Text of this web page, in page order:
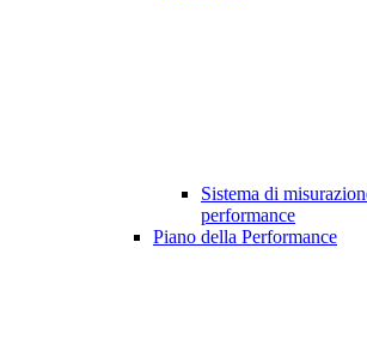
Sistema di
performance
Piano della Performance